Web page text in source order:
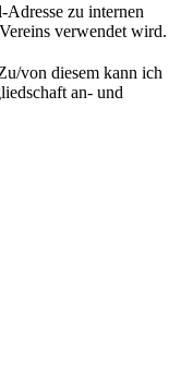
zu internen
verwendet wird.
von diesem kann ich
an- und